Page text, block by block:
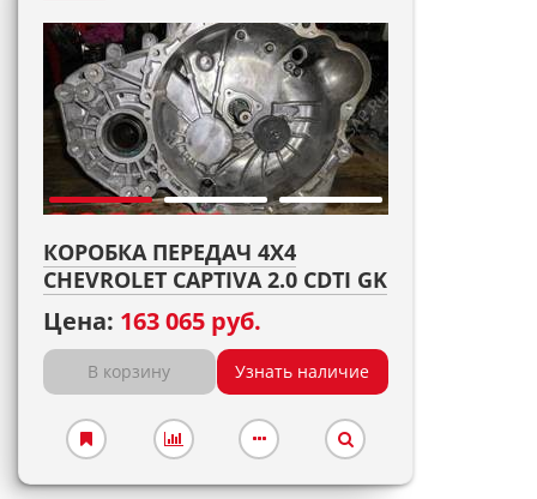
КОРОБКА ПЕРЕДАЧ 4X4
CHEVROLET CAPTIVA 2.0 CDTI GK
Цена: 163 065 руб.
В корзину Узнать наличие